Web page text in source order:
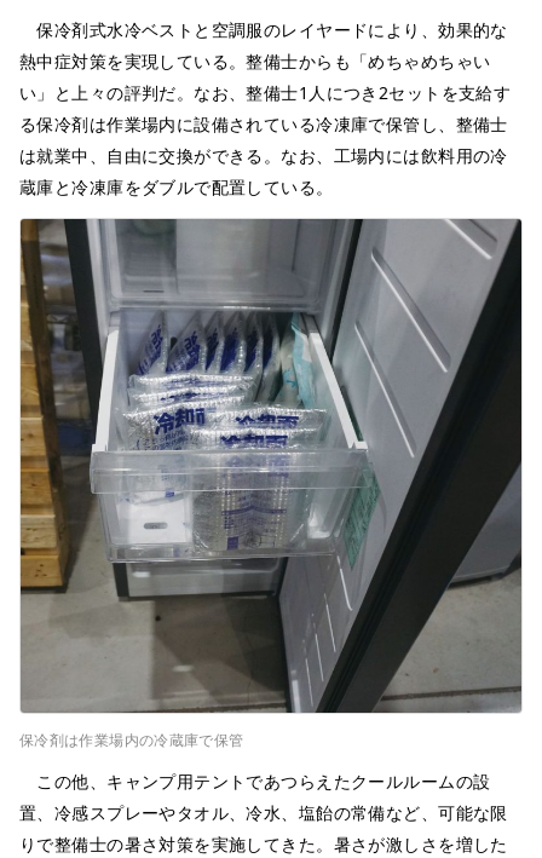
保冷剤式水冷ベストと空調服のレイヤードにより、効果的な
熱中症対策を実現している。整備士からも「めちゃめちゃい
い」と上々の評判だ。なお、整備士1人につき2セットを支給す
る保冷剤は作業場内に設備されている冷凍庫で保管し、整備士
は就業中、自由に交換ができる。なお、工場内には飲料用の冷
蔵庫と冷凍庫をダブルで配置している。
保冷剤は作業場内の冷蔵庫で保管
この他、キャンプ用テントであつらえたクールルームの設
置、冷感スプレーやタオル、冷水、塩飴の常備など、可能な限
りで整備士の暑さ対策を実施してきた。暑さが激しさを増した